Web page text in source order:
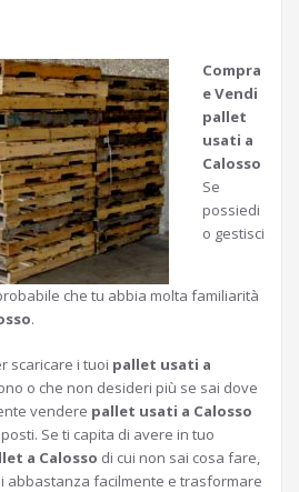
Compra
e Vendi
pallet
usati a
Calosso
Se
possiedi
o gestisci
che tu abbia molta familiarità
.
scaricare i tuoi pallet usati a
o che non desideri più se sai dove
vendere pallet usati a Calosso
Se ti capita di avere in tuo
a Calosso di cui non sai cosa fare,
abbastanza facilmente e trasformare